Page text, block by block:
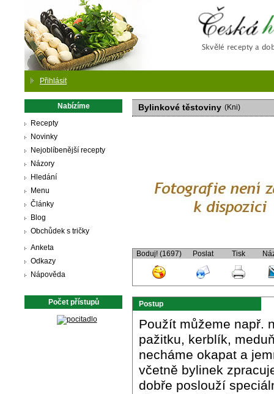
Přihlásit
Nabízíme
Recepty
Novinky
Nejoblíbenější recepty
Názory
Hledání
Menu
Články
Blog
Obchůdek s tričky
Anketa
Odkazy
Nápověda
Počet přístupů
Bylinkové těstoviny (Kni)
Boduj! (1697) Poslat Tisk
Postup
Použít můžeme např.
pažitku, kerblík,
necháme okapat a
včetně bylinek
dobře poslouží